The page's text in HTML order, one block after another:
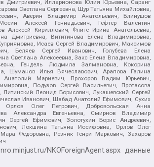
Дмитриевич, Илларионова Юлия Юрьевна, Саранг
Светлана Сергеевна, Щур Татьяна Михайловна,
Аверин Владимир Анатольевич, Блинушов
Алексей Геннадьевич, Гефтер Валентин
Алексей Кириллович, Флиге Ирина Анатольевна,
Дмитриевна, Вититинова Елена Владимировна,
Исаев Сергей Владимирович, Максимов
Беляев Сергей Иванович, Голубева Елена
Светлана Алексеевна, Закс Елена Владимировна,
Гендель Людмила Залмановна, Кокорина
Шуманов Илья Вячеславович, Арапова Галина
Анатолий Мариевич, Прохоров Вадим Юрьевич,
Подузов Сергей Васильевич, Протасова
Литинский Леонид Борисович, Лукашевский Сергей
Иванович, Шабад Анатолий Ефимович, Сухих
Орлов Олег Петрович, Добровольская Анна
Александра Евгеньевна, Смирнов Владимир
Сергей Ефимович, Золотухин Борис Андреевич,
Локшина Татьяна Иосифовна, Орлов Олег
Федоровна, Резник Генри Маркович, Захаров
NKOForeignAgent.aspxданные